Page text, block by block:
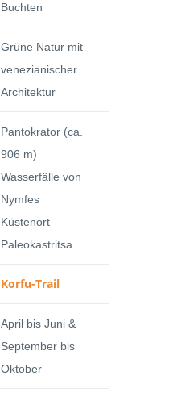
Buchten
Grüne Natur mit
venezianischer
Architektur
Pantokrator (ca.
906 m)
Wasserfälle von
Nymfes
Küstenort
Paleokastritsa
Korfu-Trail
April bis Juni &
September bis
Oktober